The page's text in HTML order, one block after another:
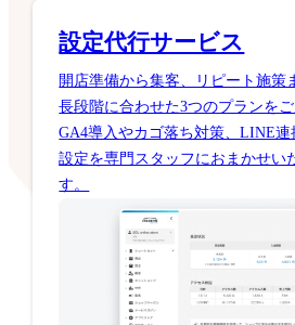
設定代行サービス
開店準備から集客、リピート施策
長段階に合わせた3つのプランをご
GA4導入やカゴ落ち対策、LINE連
設定を専門スタッフにおまかせい
す。